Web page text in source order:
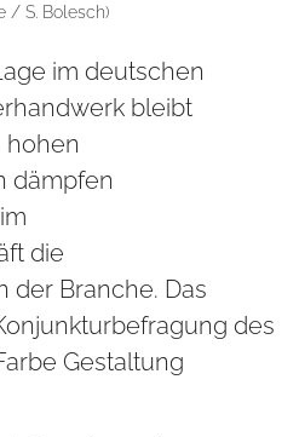
/ S. Bolesch)
im deutschen
bleibt
hohen
dämpfen
die
der Branche. Das
des
Gestaltung